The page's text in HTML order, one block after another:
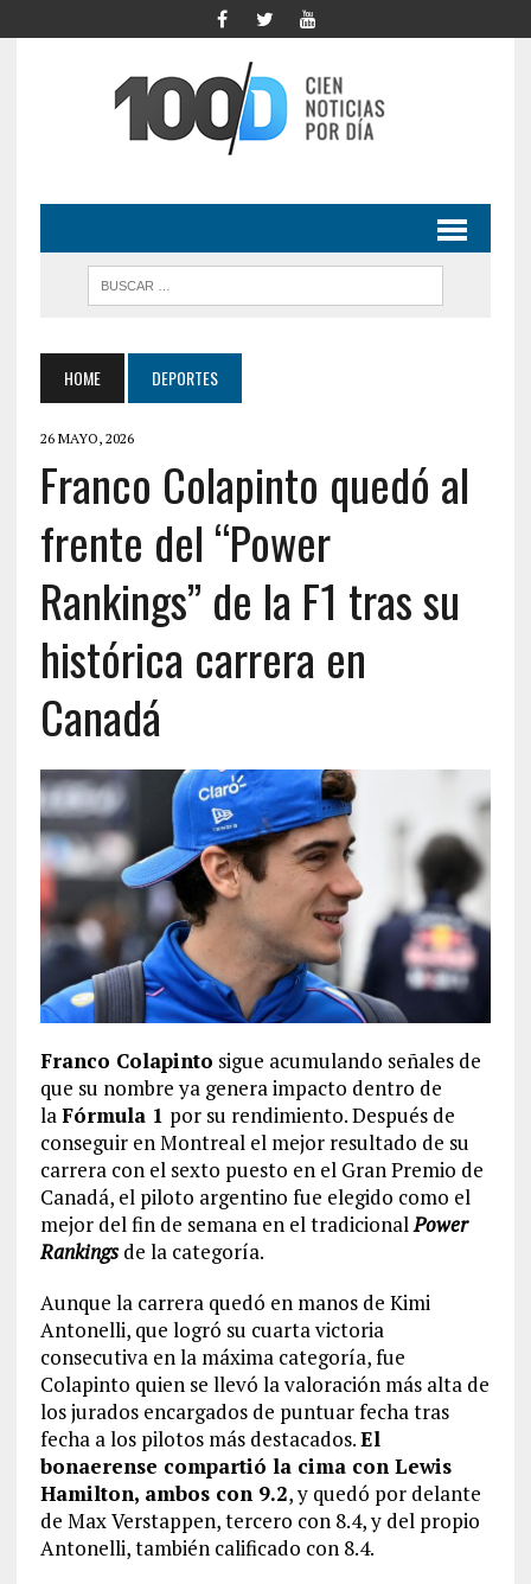
HOME DEPORTES
26 MAYO, 2026
Franco Colapinto quedó al
frente del “Power
Rankings” de la F1 tras su
histórica carrera en
Canadá
Franco Colapinto sigue acumulando señales de
que su nombre ya genera impacto dentro de
laFórmula 1 por su rendimiento. Después de
conseguir en Montreal el mejor resultado de su
carrera con el sexto puesto en el Gran Premio de
Canadá, el piloto argentino fue elegido como el
mejor del fin de semana en el tradicionalPower
Rankingsde la categoría.
Aunque la carrera quedó en manos de Kimi
Antonelli, que logró su cuarta victoria
consecutiva en la máxima categoría, fue
Colapinto quien se llevó la valoración más alta de
los jurados encargados de puntuar fecha tras
fecha a los pilotos más destacados.El
bonaerense compartió la cima con Lewis
Hamilton, ambos con 9.2, y quedó por delante
de Max Verstappen, tercero con 8.4, y del propio
Antonelli, también calificado con 8.4.